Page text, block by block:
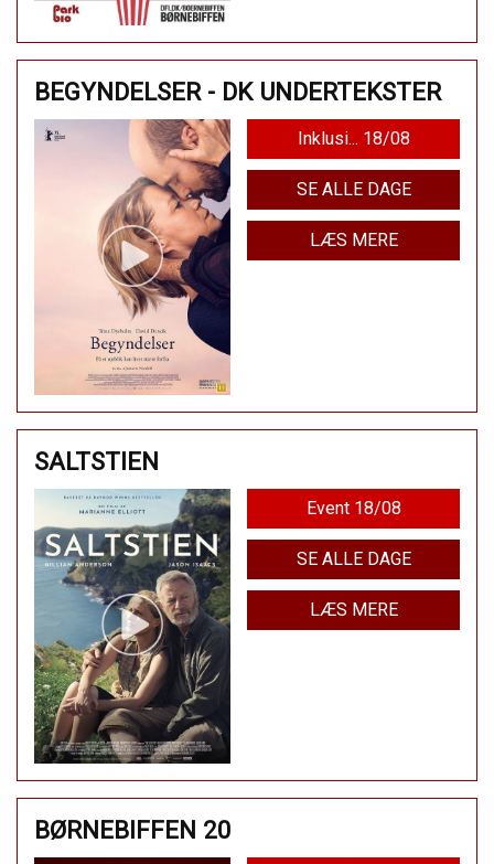
BEGYNDELSER - DK UNDERTEKSTER
Inklusi... 18/08
SE ALLE DAGE
LÆS MERE
SALTSTIEN
Event 18/08
SE ALLE DAGE
LÆS MERE
BØRNEBIFFEN 20